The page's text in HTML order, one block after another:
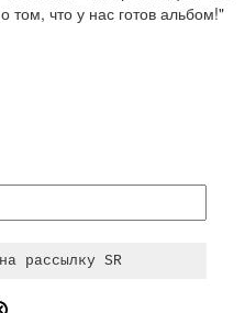
том, что у нас готов альбом!"